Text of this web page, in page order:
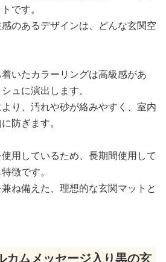
です。
のあるデザインは、どんな玄関空
いたカラーリングは高級感があ
ュに演出します。
り、汚れや砂が絡みやすく、室内
防ぎます。
用しているため、長期間使用して
徴です。
ね備えた、理想的な玄関マットと
カムメッセージ入り黒の玄